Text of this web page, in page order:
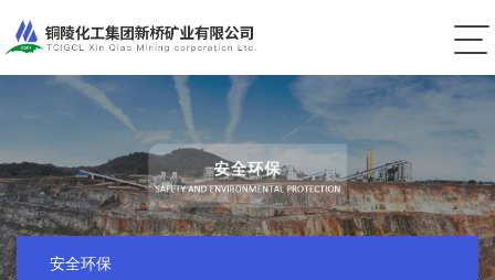
安全环保